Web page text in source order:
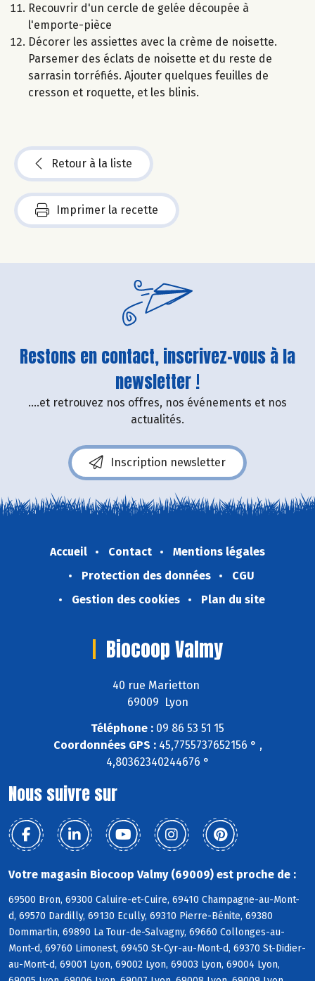
Recouvrir d'un cercle de gelée découpée à
l'emporte-pièce
Décorer les assiettes avec la crème de noisette.
Parsemer des éclats de noisette et du reste de
sarrasin torréfiés. Ajouter quelques feuilles de
cresson et roquette, et les blinis.
Retour à la liste
Imprimer la recette
Restons en contact, inscrivez-vous à la
newsletter !
....et retrouvez nos offres, nos événements et nos
actualités.
Inscription newsletter
Accueil Contact
Mentions légales
Protection des données
CGU
Gestion des cookies
Plan du site
Biocoop Valmy
40 rue Marietton
69009 Lyon
Téléphone : 09 86 53 51 15
Coordonnées GPS :45,7755737652156 ° ,
4,80362340244676 °
Nous suivre sur
Votre magasin Biocoop Valmy (69009) est proche de :
69500 Bron, 69300 Caluire-et-Cuire, 69410 Champagne-au-Mont-
d, 69570 Dardilly, 69130 Ecully, 69310 Pierre-Bénite, 69380
Dommartin, 69890 La Tour-de-Salvagny, 69660 Collonges-au-
Mont-d, 69760 Limonest, 69450 St-Cyr-au-Mont-d, 69370 St-Didier-
au-Mont-d, 69001 Lyon, 69002 Lyon, 69003 Lyon, 69004 Lyon,